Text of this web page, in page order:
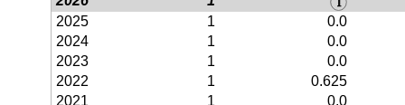
2025
1
0.0
2024
1
0.0
2023
1
0.0
2022
1
0.625
2021
1
0.0